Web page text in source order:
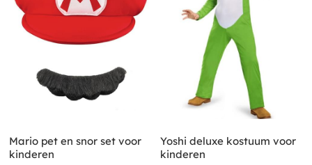
Mario pet en snor set voor
kinderen
Yoshi deluxe kostuum voor
kinderen